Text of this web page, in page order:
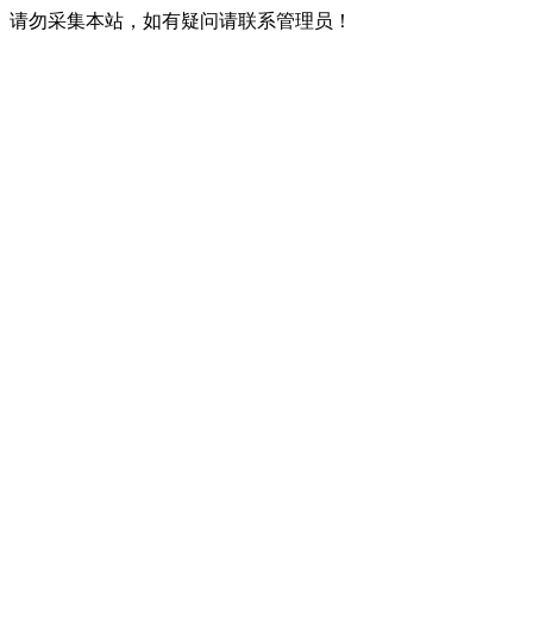
请勿采集本站，如有疑问请联系管理员！